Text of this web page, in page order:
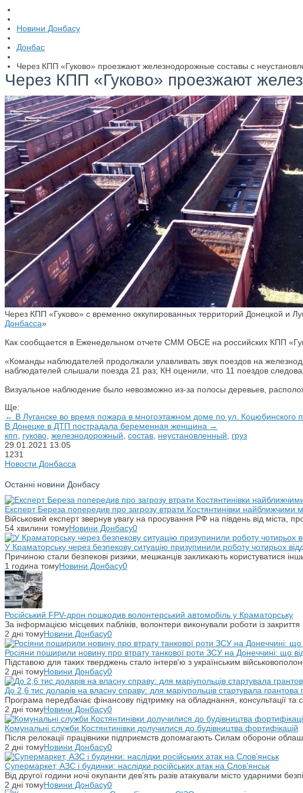
Новини Донбасу
Донбас
Через КПП «Гуково» проезжают железнодорожные составы с
Через КПП «Гуково» проезжают
Через КПП «Гуково» с временно оккупированных территорий Донецкой и
Донбасса»
Как сообщается в Еженедельном отчете СММ ОБСЕ на российских КПП
«Команды наблюдателей продолжали улавливать звук поездов на
наблюдателей слышали поезда 21 раз; КН оценили, что 11 поездов
Визуальное наблюдение было невозможно из-за полосы деревьев,
Ще:
← В Луганске во время пожара в многоэтажном доме по ул. Коцюбинского
В Донецке в ДТП пострадала беременная женщина →
кпп
гуково железнодорожный состав неустановленный
груз
29.01.2021 13:05
1231
Новости Донбасса
Останні новини Донбасу
Експерт Береза попередив про загрозу втрати Костянтинівки найближчими
Військовий експерт звернув увагу на просування РФ на південь від міста,
54 хвилини томуНовини Донбасу0
У Краматорську через безпекову ситуацію призупинили роботу чотирьох
Причиною стали безпекові ризики, мешканців закликають користуватися
1 година томуНовини Донбасу0
Російський FPV-дрон пошкодив волонтерський автомобіль у Краматорську
За інформацією місцевих пабліків, волонтери виконували роботи із
2 дні томуНовини Донбасу0
Росіяни поширили новину про втрату танкової роти ЗСУ на Донеччині: що
Підставою для таких тверджень стало інтерв'ю з українським
2 дні томуНовини Донбасу0
До 2,6 тис доларів на власну справу: для маріупольців стартувала грантова
Програма передбачає фінансову підтримку на обладнання, консультації та
2 дні томуНовини Донбасу0
Комунальні служби Костянтинівки долучилися до будівництва фортифікацій
Після релокації працівники підприємств допомагають Силам оборони
2 дні томуНовини Донбасу0
Супермаркет, АЗС і будинки: наслідки російських атак на Слов’янськ
Від другої години ночі окупанти дев’ять разів атакували місто ударними
2 дні томуНовини Донбасу0